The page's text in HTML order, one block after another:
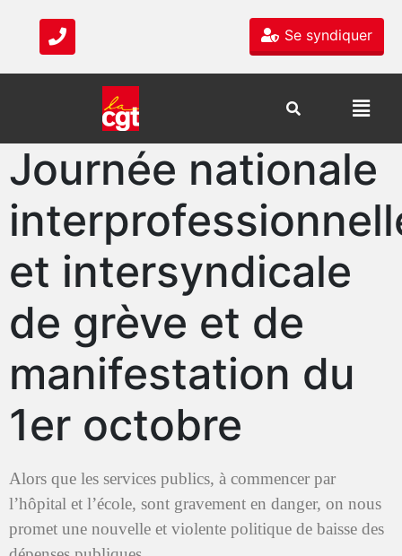
Se syndiquer
Journée nationale
et intersyndicale
de grève et de
manifestation du
1er octobre
Alors que les services publics, à commencer par
l’hôpital et l’école, sont gravement en danger, on nous
promet une nouvelle et violente politique de baisse des